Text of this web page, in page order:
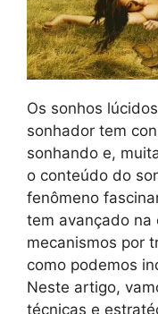
Os sonhos
sonhador tem
sonhando e,
o conteúdo do
fenômeno
tem avançado na
mecanismos por
como podemos
Neste artigo,
técnicas e